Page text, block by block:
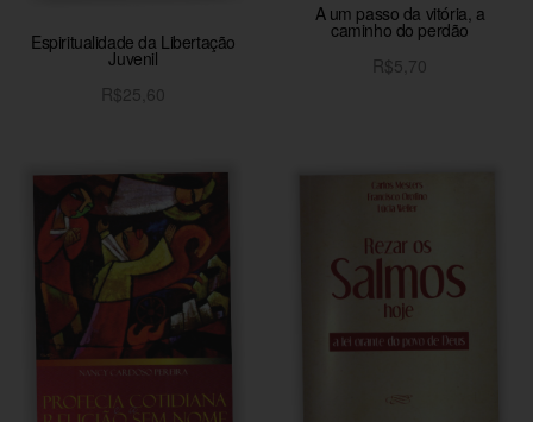
Espiritualidade da Libertação
Juvenil
R$25,60
A um passo da vitória, a
caminho do perdão
R$5,70